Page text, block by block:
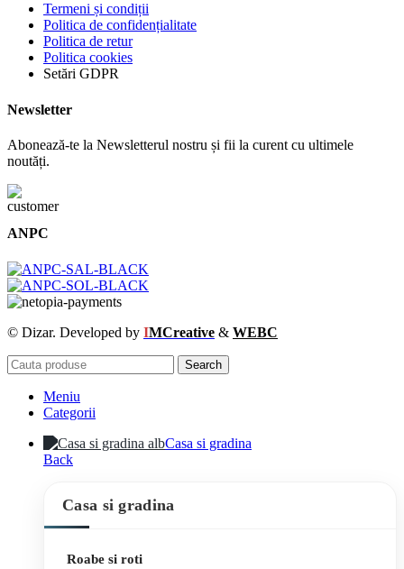
Termeni și condiții
Politica de confidențialitate
Politica de retur
Politica cookies
Setări GDPR
Newsletter
Abonează-te la Newsletterul nostru și fii la curent cu ultimele
noutăți.
ANPC
© Dizar. Developed by IMCreative & WEBC
Search
Meniu
Categorii
Casa si gradina
Back
Casa si gradina
Roabe si roti